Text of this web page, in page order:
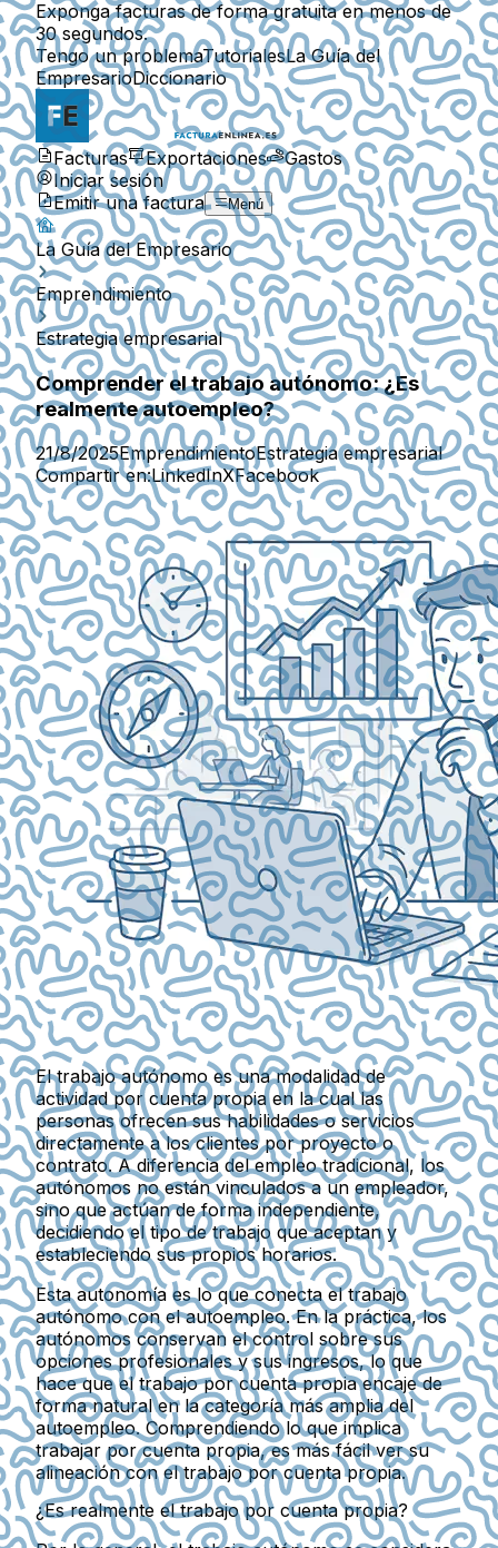
Exponga facturas de forma gratuita en menos de
30 segundos.
Tengo un problemaTutorialesLa Guía del
EmpresarioDiccionario
Facturas Exportaciones
Gastos
Iniciar sesión
Emitir una factura
Menú
La Guía del Empresario
Emprendimiento
Estrategia empresarial
Comprender el trabajo autónomo: ¿Es
realmente autoempleo?
21/8/2025EmprendimientoEstrategia empresarial
Compartir en:LinkedInXFacebook
El trabajo autónomo es una modalidad de
actividad por cuenta propia en la cual las
personas ofrecen sus habilidades o servicios
directamente a los clientes por proyecto o
contrato. A diferencia del empleo tradicional, los
autónomos no están vinculados a un empleador,
sino que actúan de forma independiente,
decidiendo el tipo de trabajo que aceptan y
estableciendo sus propios horarios.
Esta autonomía es lo que conecta el trabajo
autónomo con el autoempleo. En la práctica, los
autónomos conservan el control sobre sus
opciones profesionales y sus ingresos, lo que
hace que el trabajo por cuenta propia encaje de
forma natural en la categoría más amplia del
autoempleo. Comprendiendo lo que implica
trabajar por cuenta propia, es más fácil ver su
alineación con el trabajo por cuenta propia.
¿Es realmente el trabajo por cuenta propia?